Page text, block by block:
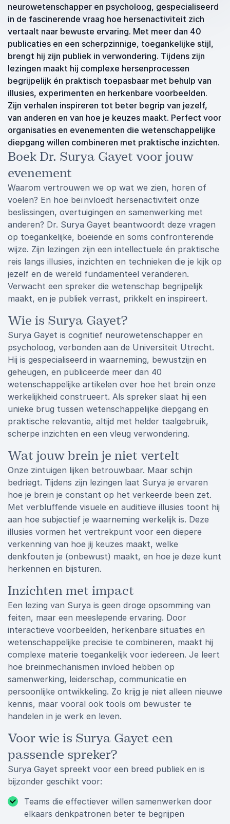
neurowetenschapper en psycholoog, gespecialiseerd
in de fascinerende vraag hoe hersenactiviteit zich
vertaalt naar bewuste ervaring. Met meer dan 40
publicaties en een scherpzinnige, toegankelijke stijl,
brengt hij zijn publiek in verwondering. Tijdens zijn
lezingen maakt hij complexe hersenprocessen
begrijpelijk én praktisch toepasbaar met behulp van
illusies, experimenten en herkenbare voorbeelden.
Zijn verhalen inspireren tot beter begrip van jezelf,
van anderen en van hoe je keuzes maakt. Perfect voor
organisaties en evenementen die wetenschappelijke
diepgang willen combineren met praktische inzichten.
Boek Dr. Surya Gayet voor jouw
evenement
Waarom vertrouwen we op wat we zien, horen of
voelen? En hoe beïnvloedt hersenactiviteit onze
beslissingen, overtuigingen en samenwerking met
anderen? Dr. Surya Gayet beantwoordt deze vragen
op toegankelijke, boeiende en soms confronterende
wijze. Zijn lezingen zijn een intellectuele én praktische
reis langs illusies, inzichten en technieken die je kijk op
jezelf en de wereld fundamenteel veranderen.
Verwacht een spreker die wetenschap begrijpelijk
maakt, en je publiek verrast, prikkelt en inspireert.
Wie is Surya Gayet?
Surya Gayet is cognitief neurowetenschapper en
psycholoog, verbonden aan de Universiteit Utrecht.
Hij is gespecialiseerd in waarneming, bewustzijn en
geheugen, en publiceerde meer dan 40
wetenschappelijke artikelen over hoe het brein onze
werkelijkheid construeert. Als spreker slaat hij een
unieke brug tussen wetenschappelijke diepgang en
praktische relevantie, altijd met helder taalgebruik,
scherpe inzichten en een vleug verwondering.
Wat jouw brein je niet vertelt
Onze zintuigen lijken betrouwbaar. Maar schijn
bedriegt. Tijdens zijn lezingen laat Surya je ervaren
hoe je brein je constant op het verkeerde been zet.
Met verbluffende visuele en auditieve illusies toont hij
aan hoe subjectief je waarneming werkelijk is. Deze
illusies vormen het vertrekpunt voor een diepere
verkenning van hoe jij keuzes maakt, welke
denkfouten je (onbewust) maakt, en hoe je deze kunt
herkennen en bijsturen.
Inzichten met impact
Een lezing van Surya is geen droge opsomming van
feiten, maar een meeslepende ervaring. Door
interactieve voorbeelden, herkenbare situaties en
wetenschappelijke precisie te combineren, maakt hij
complexe materie toegankelijk voor iedereen. Je leert
hoe breinmechanismen invloed hebben op
samenwerking, leiderschap, communicatie en
persoonlijke ontwikkeling. Zo krijg je niet alleen nieuwe
kennis, maar vooral ook tools om bewuster te
handelen in je werk en leven.
Voor wie is Surya Gayet een
passende spreker?
Surya Gayet spreekt voor een breed publiek en is
bijzonder geschikt voor:
Teams die effectiever willen samenwerken door
elkaars denkpatronen beter te begrijpen